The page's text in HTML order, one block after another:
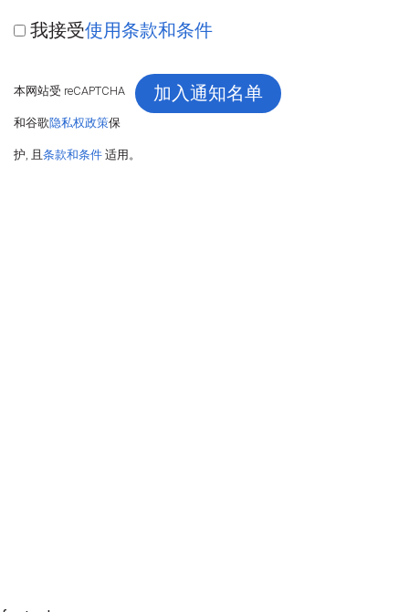
我接受使用条款和条件
本网站受 reCAPTCHA
和谷歌隐私权政策保
护, 且 条款和条件 适用。